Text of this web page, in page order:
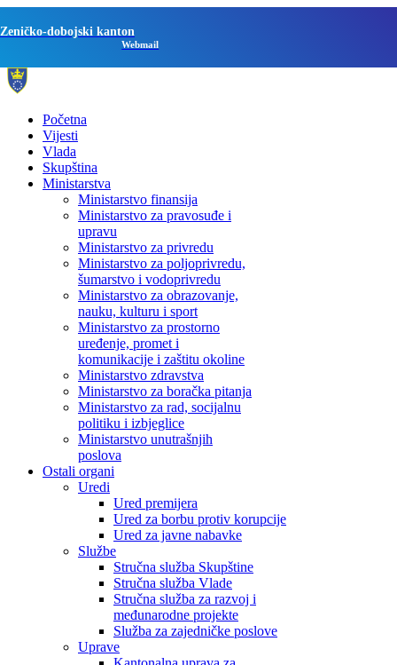
Zeničko-dobojski kanton
Webmail
Početna
Vijesti
Vlada
Skupština
Ministarstva
Ministarstvo finansija
Ministarstvo za pravosuđe i
upravu
Ministarstvo za privredu
Ministarstvo za poljoprivredu,
šumarstvo i vodoprivredu
Ministarstvo za obrazovanje,
nauku, kulturu i sport
Ministarstvo za prostorno
uređenje, promet i
komunikacije i zaštitu okoline
Ministarstvo zdravstva
Ministarstvo za boračka pitanja
Ministarstvo za rad, socijalnu
politiku i izbjeglice
Ministarstvo unutrašnjih
poslova
Ostali organi
Uredi
Ured premijera
Ured za borbu protiv korupcije
Ured za javne nabavke
Službe
Stručna služba Skupštine
Stručna služba Vlade
Stručna služba za razvoj i
međunarodne projekte
Služba za zajedničke poslove
Uprave